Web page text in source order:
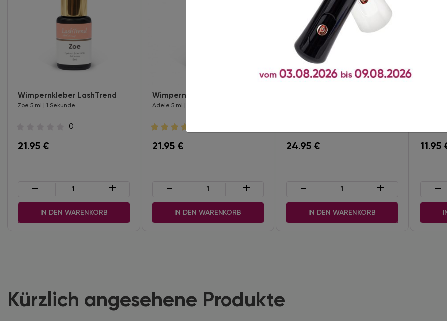
Wimpernkleber LashTrend
Zoe 5 ml | 1 Sekunde
0
21.95 €
- +
IN DEN WARENKORB
Wimpernkleber LashTrend
Adele 5 ml | 1 Sekunde
21.95€
- +
IN DEN WARENKORB
24.95€
- +
IN DEN WARENKORB
11.95
-
Kürzlich angesehene Produkte